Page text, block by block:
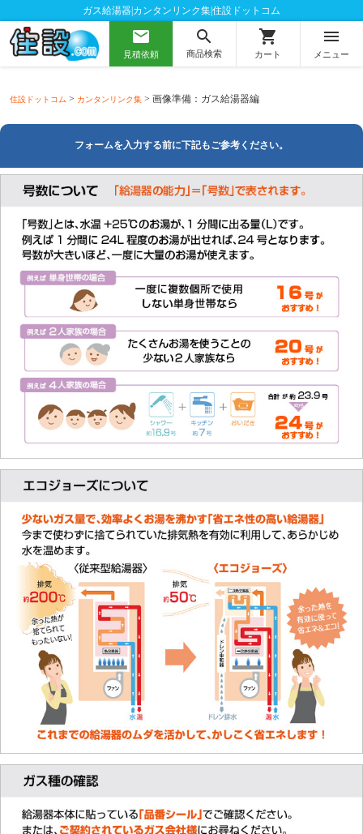
ガス給湯器|カンタンリンク集|住設ドットコム
mail
見積依頼
search
商品検索
shopping_cart
カート
menu
メニュー
住設ドットコム > カンタンリンク集 > 画像準備：ガス給湯器編
フォームを入力する前に下記もご参考ください。